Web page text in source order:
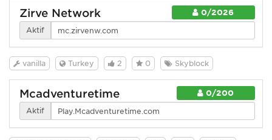
0/2026
Zirve Network
Aktif
vanilla Turkey 2 0 Skyblock
0/200
Mcadventuretime
Aktif